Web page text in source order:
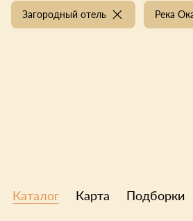
Загородный отель Река
Каталог Карта Подборки